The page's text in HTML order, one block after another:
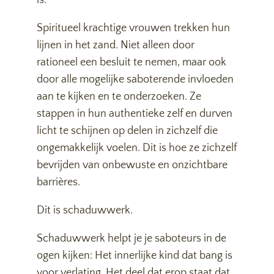
Spiritueel krachtige vrouwen trekken hun
lijnen in het zand. Niet alleen door
rationeel een besluit te nemen, maar ook
door alle mogelijke saboterende invloeden
aan te kijken en te onderzoeken. Ze
stappen in hun authentieke zelf en durven
licht te schijnen op delen in zichzelf die
ongemakkelijk voelen. Dit is hoe ze zichzelf
bevrijden van onbewuste en onzichtbare
barrières.
Dit is schaduwwerk.
Schaduwwerk helpt je je saboteurs in de
ogen kijken: Het innerlijke kind dat bang is